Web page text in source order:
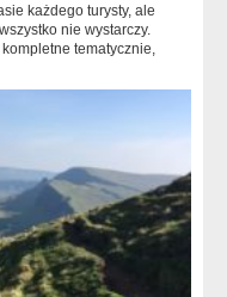
każdego turysty, ale
nie wystarczy.
tematycznie,